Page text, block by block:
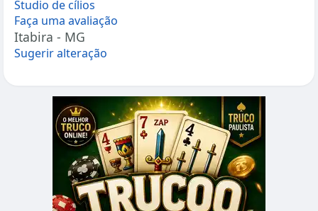
Studio de cílios
Faça uma avaliação
Itabira - MG
Sugerir alteração